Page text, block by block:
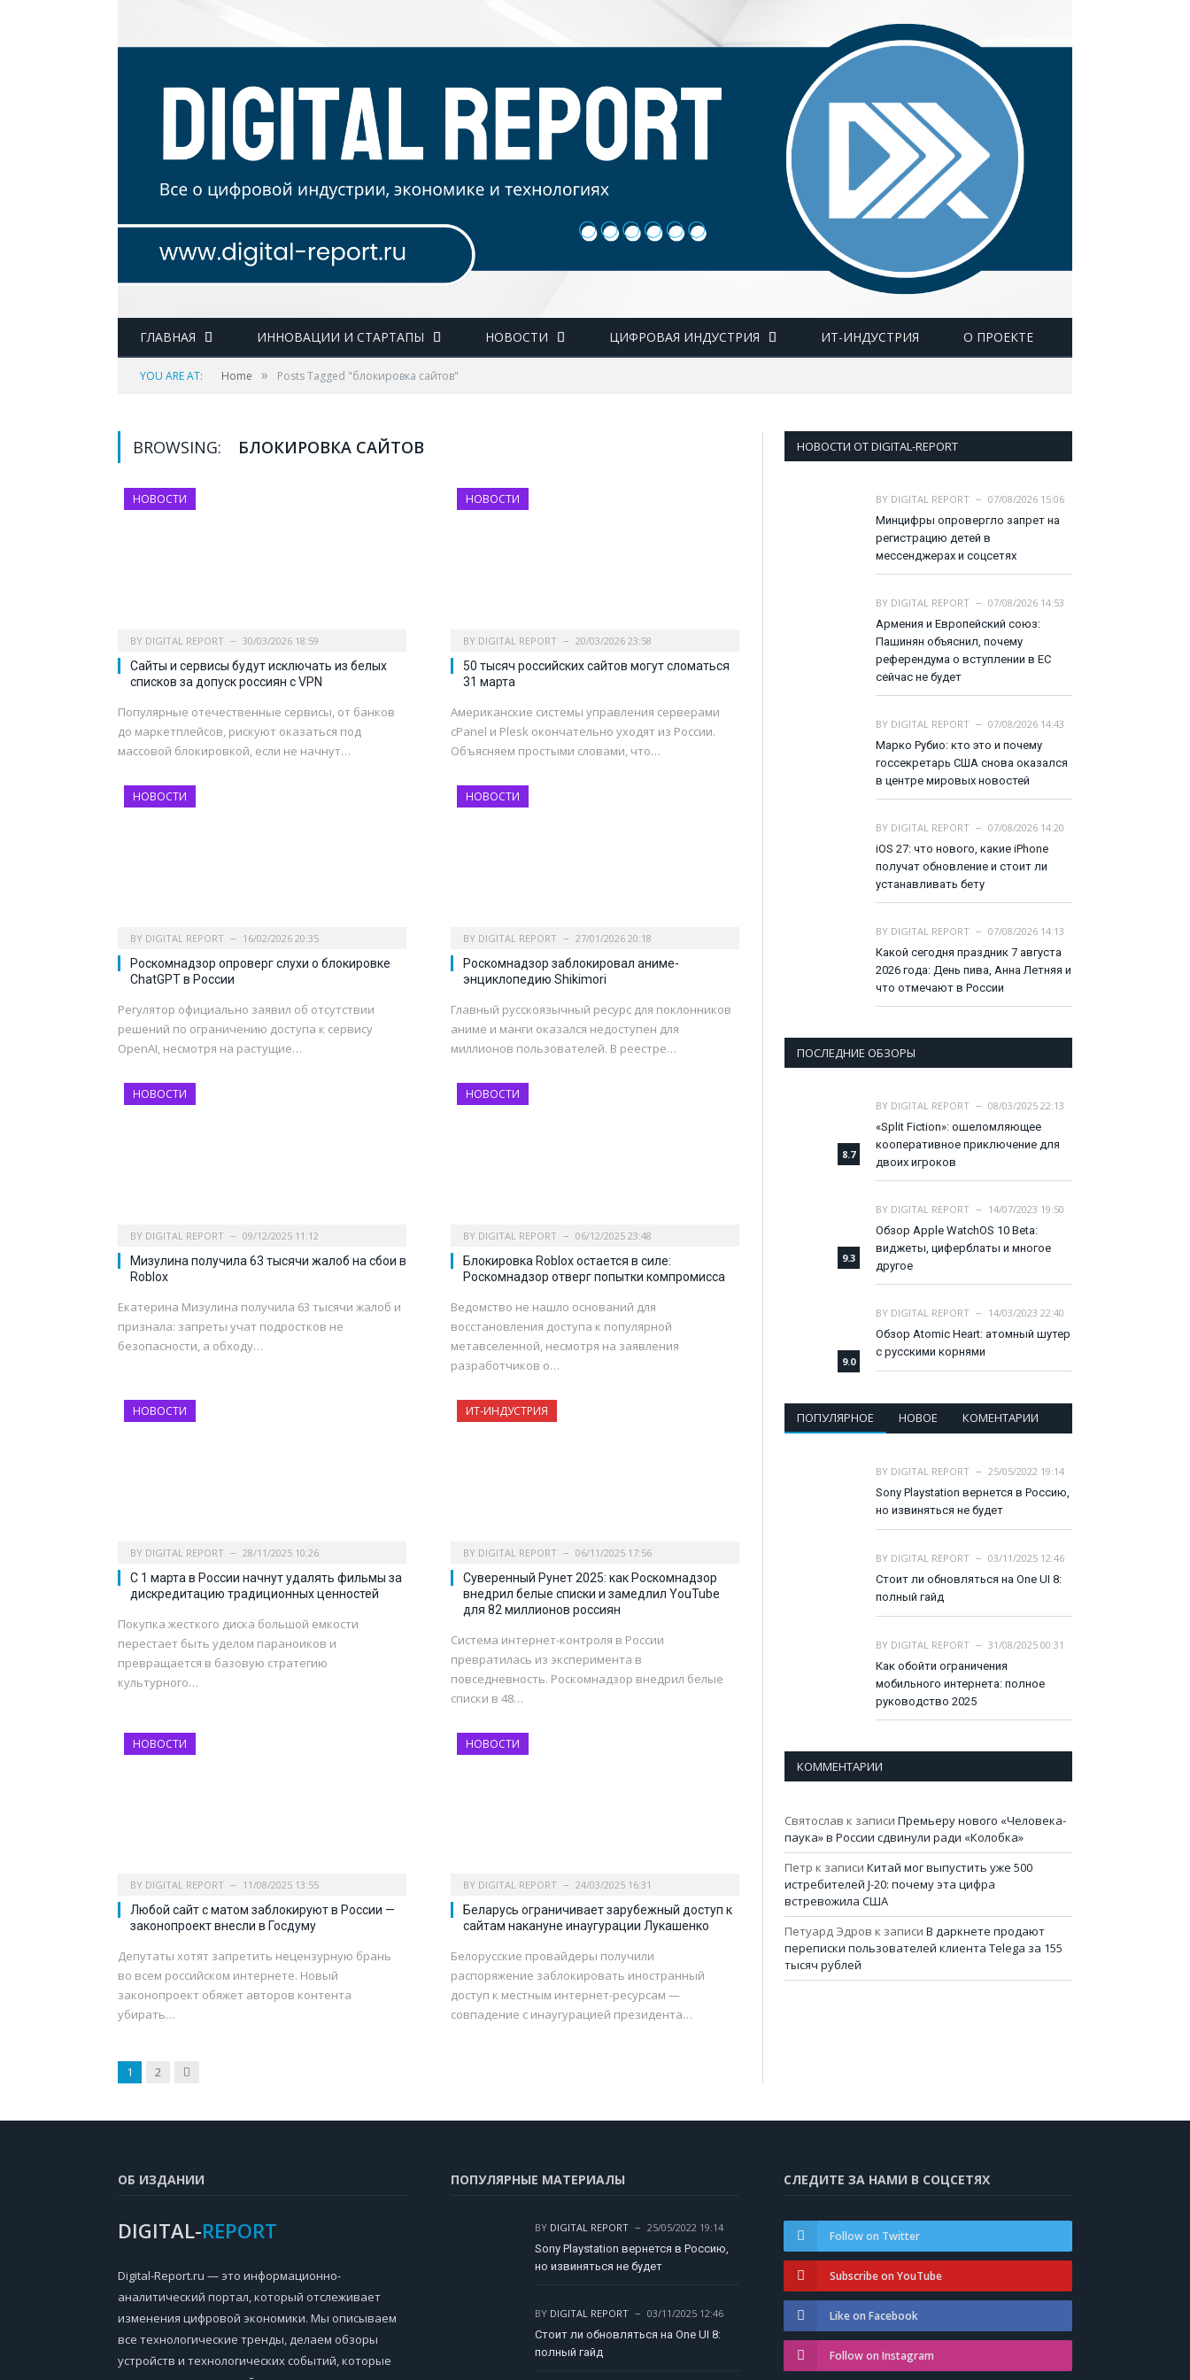
ГЛАВНАЯ ИННОВАЦИИ И СТАРТАПЫ НОВОСТИ ЦИФРОВАЯ ИНДУСТРИЯ ИТ-ИНДУСТРИЯ О ПРОЕКТЕ
YOU ARE AT: Home » Posts Tagged "блокировка сайтов"
BROWSING: БЛОКИРОВКА САЙТОВ
НОВОСТИ
BY DIGITAL REPORT 30/03/2026 18:59
Сайты и сервисы будут исключать из белых
списков за допуск россиян с VPN
Популярные отечественные сервисы, от банков
до маркетплейсов, рискуют оказаться под
массовой блокировкой, если не начнут…
НОВОСТИ
BY DIGITAL REPORT 20/03/2026 23:58
50 тысяч российских сайтов могут сломаться
31 марта
Американские системы управления серверами
cPanel и Plesk окончательно уходят из России.
Объясняем простыми словами, что…
НОВОСТИ
BY DIGITAL REPORT 16/02/2026 20:35
Роскомнадзор опроверг слухи о блокировке
ChatGPT в России
Регулятор официально заявил об отсутствии
решений по ограничению доступа к сервису
OpenAI, несмотря на растущие…
НОВОСТИ
BY DIGITAL REPORT 27/01/2026 20:18
Роскомнадзор заблокировал аниме-
энциклопедию Shikimori
Главный русскоязычный ресурс для поклонников
аниме и манги оказался недоступен для
миллионов пользователей. В реестре…
НОВОСТИ
BY DIGITAL REPORT 09/12/2025 11:12
Мизулина получила 63 тысячи жалоб на сбои в
Roblox
Екатерина Мизулина получила 63 тысячи жалоб и
признала: запреты учат подростков не
безопасности, а обходу…
НОВОСТИ
BY DIGITAL REPORT 06/12/2025 23:48
Блокировка Roblox остается в силе:
Роскомнадзор отверг попытки компромисса
Ведомство не нашло оснований для
восстановления доступа к популярной
метавселенной, несмотря на заявления
разработчиков о…
НОВОСТИ
BY DIGITAL REPORT 28/11/2025 10:26
C 1 марта в России начнут удалять фильмы за
дискредитацию традиционных ценностей
Покупка жесткого диска большой емкости
перестает быть уделом параноиков и
превращается в базовую стратегию
культурного…
ИТ-ИНДУСТРИЯ
BY DIGITAL REPORT 06/11/2025 17:56
Суверенный Рунет 2025: как Роскомнадзор
внедрил белые списки и замедлил YouTube
для 82 миллионов россиян
Система интернет-контроля в России
превратилась из эксперимента в
повседневность. Роскомнадзор внедрил белые
списки в 48…
НОВОСТИ
BY DIGITAL REPORT 11/08/2025 13:55
Любой сайт с матом заблокируют в России —
законопроект внесли в Госдуму
Депутаты хотят запретить нецензурную брань
во всем российском интернете. Новый
законопроект обяжет авторов контента
убирать…
НОВОСТИ
BY DIGITAL REPORT 24/03/2025 16:31
Беларусь ограничивает зарубежный доступ к
сайтам накануне инаугурации Лукашенко
Белорусские провайдеры получили
распоряжение заблокировать иностранный
доступ к местным интернет-ресурсам —
совпадение с инаугурацией президента…
1 2 Next
НОВОСТИ ОТ DIGITAL-REPORT
BY DIGITAL REPORT
07/08/2026 15:06
Минцифры опровергло запрет на
регистрацию детей в
мессенджерах и соцсетях
BY DIGITAL REPORT
07/08/2026 14:53
Армения и Европейский союз:
Пашинян объяснил, почему
референдума о вступлении в ЕС
сейчас не будет
BY DIGITAL REPORT
07/08/2026 14:43
Марко Рубио: кто это и почему
госсекретарь США снова оказался
в центре мировых новостей
BY DIGITAL REPORT
07/08/2026 14:20
iOS 27: что нового, какие iPhone
получат обновление и стоит ли
устанавливать бету
BY DIGITAL REPORT
07/08/2026 14:13
Какой сегодня праздник 7 августа
2026 года: День пива, Анна Летняя и
что отмечают в России
ПОСЛЕДНИЕ ОБЗОРЫ
8.7
BY DIGITAL REPORT
08/03/2025 22:13
«Split Fiction»: ошеломляющее
кооперативное приключение для
двоих игроков
9.3
BY DIGITAL REPORT
14/07/2023 19:50
Обзор Apple WatchOS 10 Beta:
виджеты, циферблаты и многое
другое
9.0
BY DIGITAL REPORT
14/03/2023 22:40
Обзор Atomic Heart: атомный шутер
с русскими корнями
ПОПУЛЯРНОЕ НОВОЕ КОМЕНТАРИИ
BY DIGITAL REPORT
25/05/2022 19:14
Sony Playstation вернется в Россию,
но извиняться не будет
BY DIGITAL REPORT
03/11/2025 12:46
Стоит ли обновляться на One UI 8:
полный гайд
BY DIGITAL REPORT
31/08/2025 00:31
Как обойти ограничения
мобильного интернета: полное
руководство 2025
КОММЕНТАРИИ
Святослав к записи Премьеру нового «Человека-
паука» в России сдвинули ради «Колобка»
Петр к записи Китай мог выпустить уже 500
истребителей J-20: почему эта цифра
встревожила США
Петуард Эдров к записи В даркнете продают
переписки пользователей клиента Telega за 155
тысяч рублей
ОБ ИЗДАНИИ
DIGITAL-REPORT
Digital-Report.ru — это информационно-
аналитический портал, который отслеживает
изменения цифровой экономики. Мы описываем
все технологические тренды, делаем обзоры
устройств и технологических событий, которые
ПОПУЛЯРНЫЕ МАТЕРИАЛЫ
BY DIGITAL REPORT
25/05/2022 19:14
Sony Playstation вернется в Россию,
но извиняться не будет
BY DIGITAL REPORT
03/11/2025 12:46
Стоит ли обновляться на One UI 8:
полный гайд
СЛЕДИТЕ ЗА НАМИ В СОЦСЕТЯХ
Follow on Twitter
Subscribe on YouTube
Like on Facebook
Follow on Instagram